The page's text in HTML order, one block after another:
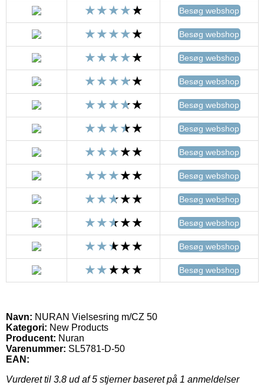
Besøg webshop
Besøg webshop
Besøg webshop
Besøg webshop
Besøg webshop
Besøg webshop
Besøg webshop
Besøg webshop
Besøg webshop
Besøg webshop
Besøg webshop
Besøg webshop
Navn: NURAN Vielsesring m/CZ 50
Kategori: New Products
Producent: Nuran
Varenummer: SL5781-D-50
EAN:
Vurderet til 3.8 ud af 5 stjerner baseret på 1 anmeldelser